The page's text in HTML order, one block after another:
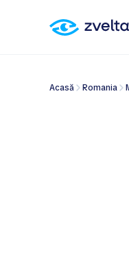
Acasă Romania